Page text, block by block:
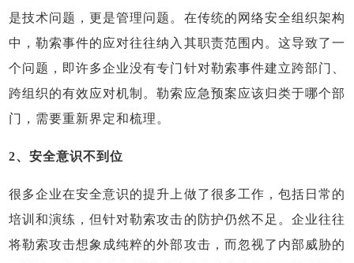
是技术问题，更是管理问题。在传统的网络安全组织架构
中，勒索事件的应对往往纳入其职责范围内。这导致了一
个问题，即许多企业没有专门针对勒索事件建立跨部门、
跨组织的有效应对机制。勒索应急预案应该归类于哪个部
门，需要重新界定和梳理。
2、安全意识不到位
很多企业在安全意识的提升上做了很多工作，包括日常的
培训和演练，但针对勒索攻击的防护仍然不足。企业往往
将勒索攻击想象成纯粹的外部攻击，而忽视了内部威胁的